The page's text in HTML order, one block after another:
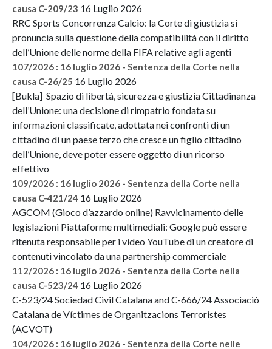
causa C-209/23 16 Luglio 2026
RRC Sports Concorrenza Calcio: la Corte di giustizia si
pronuncia sulla questione della compatibilità con il diritto
dell’Unione delle norme della FIFA relative agli agenti
107/2026 : 16 luglio 2026 - Sentenza della Corte nella
causa C-26/25 16 Luglio 2026
[Bukla] Spazio di libertà, sicurezza e giustizia Cittadinanza
dell’Unione: una decisione di rimpatrio fondata su
informazioni classificate, adottata nei confronti di un
cittadino di un paese terzo che cresce un figlio cittadino
dell’Unione, deve poter essere oggetto di un ricorso
effettivo
109/2026 : 16 luglio 2026 - Sentenza della Corte nella
causa C-421/24 16 Luglio 2026
AGCOM (Gioco d’azzardo online) Ravvicinamento delle
legislazioni Piattaforme multimediali: Google può essere
ritenuta responsabile per i video YouTube di un creatore di
contenuti vincolato da una partnership commerciale
112/2026 : 16 luglio 2026 - Sentenza della Corte nella
causa C-523/24 16 Luglio 2026
C-523/24 Sociedad Civil Catalana and C-666/24 Associació
Catalana de Víctimes de Organitzacions Terroristes
(ACVOT)
104/2026 : 16 luglio 2026 - Sentenza della Corte nelle